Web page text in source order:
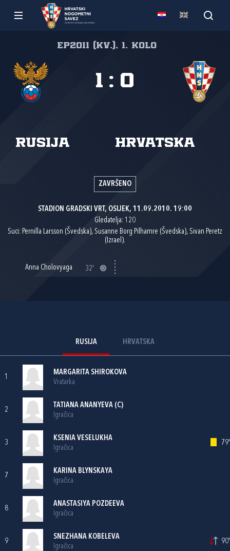
EP2011 (kv.), 1. kolo
Rusija Hrvatska
1 : 0
ZAVRŠENO
STADION GRADSKI VRT, OSIJEK, 11.09.2010. 19:00
Gledatelja: 120
Suci: Pernilla Larsson (Švedska), Susanne Borg Pilhamre (Švedska), Sivan Peretz
(Izrael).
Anna Cholovyaga 32'
RUSIJA HRVATSKA
1
MARGARITA SHIROKOVA
Vratarka
2
TATIANA ANANYEVA (C)
Igračica
3
KSENIA VESELUKHA
Igračica
79'
7
KARINA BLYNSKAYA
Igračica
8
ANASTASIYA POZDEEVA
Igračica
9
SNEZHANA KOBELEVA
Igračica
90'